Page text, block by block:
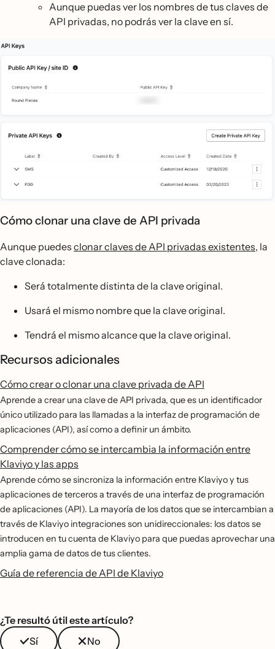
Aunque puedas ver los nombres de tus claves de
API privadas, no podrás ver la clave en sí.
Cómo clonar una clave de API privada
Aunque puedes clonar claves de API privadas existentes, la
clave clonada:
Será totalmente distinta de la clave original.
Usará el mismo nombre que la clave original.
Tendrá el mismo alcance que la clave original.
Recursos adicionales
Cómo crear o clonar una clave privada de API
Aprende a crear una clave de API privada, que es un identificador
único utilizado para las llamadas a la interfaz de programación de
aplicaciones (API), así como a definir un ámbito.
Comprender cómo se intercambia la información entre
Klaviyo y las apps
Aprende cómo se sincroniza la información entre Klaviyo y tus
aplicaciones de terceros a través de una interfaz de programación
de aplicaciones (API). La mayoría de los datos que se intercambian a
través de Klaviyo integraciones son unidireccionales: los datos se
introducen en tu cuenta de Klaviyo para que puedas aprovechar una
amplia gama de datos de tus clientes.
Guía de referencia de API de Klaviyo
¿Te resultó útil este artículo?
Sí
No